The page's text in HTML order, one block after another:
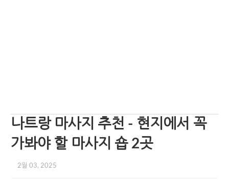
나트랑 마사지 추천 - 현지에서 꼭
가봐야 할 마사지 숍 2곳
2월 03, 2025